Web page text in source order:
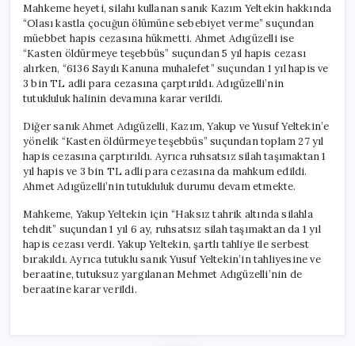
Mahkeme heyeti, silahı kullanan sanık Kazım Yeltekin hakkında
“Olası kastla çocuğun ölümüne sebebiyet verme” suçundan
müebbet hapis cezasına hükmetti. Ahmet Adıgüzelli ise
“Kasten öldürmeye teşebbüs” suçundan 5 yıl hapis cezası
alırken, “6136 Sayılı Kanuna muhalefet” suçundan 1 yıl hapis ve
3 bin TL adli para cezasına çarptırıldı. Adıgüzelli’nin
tutukluluk halinin devamına karar verildi.
Diğer sanık Ahmet Adıgüzelli, Kazım, Yakup ve Yusuf Yeltekin’e
yönelik “Kasten öldürmeye teşebbüs” suçundan toplam 27 yıl
hapis cezasına çarptırıldı. Ayrıca ruhsatsız silah taşımaktan 1
yıl hapis ve 3 bin TL adli para cezasına da mahkum edildi.
Ahmet Adıgüzelli’nin tutukluluk durumu devam etmekte.
Mahkeme, Yakup Yeltekin için “Haksız tahrik altında silahla
tehdit” suçundan 1 yıl 6 ay, ruhsatsız silah taşımaktan da 1 yıl
hapis cezası verdi. Yakup Yeltekin, şartlı tahliye ile serbest
bırakıldı. Ayrıca tutuklu sanık Yusuf Yeltekin’in tahliyesine ve
beraatine, tutuksuz yargılanan Mehmet Adıgüzelli’nin de
beraatine karar verildi.